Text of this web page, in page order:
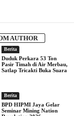
AUTHOR
Berita
Duduk Perkara 53 Ton
Pasir Timah di Air Merbau,
Satlap Tricakti Buka Suara
Berita
BPD HIPMI Jaya Gelar
Seminar Mining Nation